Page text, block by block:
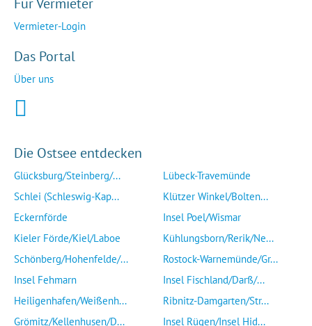
Vermieter-Login
Das Portal
Über uns
Die Ostsee entdecken
Glücksburg/Steinberg/...
Schlei (Schleswig-Kap...
Eckernförde
Kieler Förde/Kiel/Laboe
Schönberg/Hohenfelde/...
Insel Fehmarn
Heiligenhafen/Weißenh...
Grömitz/Kellenhusen/D...
Lübeck-Travemünde
Klützer Winkel/Bolten...
Insel Poel/Wismar
Kühlungsborn/Rerik/Ne...
Rostock-Warnemünde/Gr...
Insel Fischland/Darß/...
Ribnitz-Damgarten/Str...
Insel Rügen/Insel Hid...